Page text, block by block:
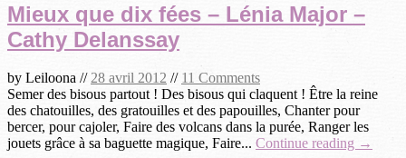
Mieux que dix fées – Lénia Major –
Cathy Delanssay
by Leiloona //28 avril 2012 // 11 Comments
Semer des bisous partout ! Des bisous qui claquent ! Être la reine
des chatouilles, des gratouilles et des papouilles, Chanter pour
bercer, pour cajoler, Faire des volcans dans la purée, Ranger les
jouets grâce à sa baguette magique, Faire... Continue reading →